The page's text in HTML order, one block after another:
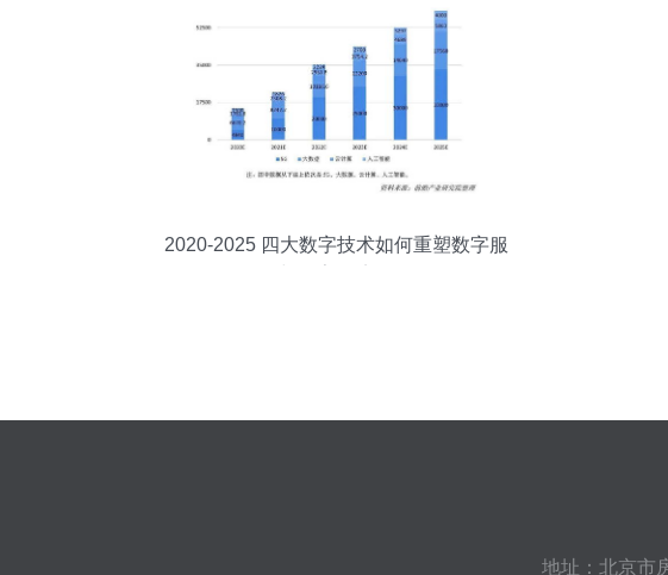
2020-2025 四大数字技术如何重塑数字服
地址：北京市